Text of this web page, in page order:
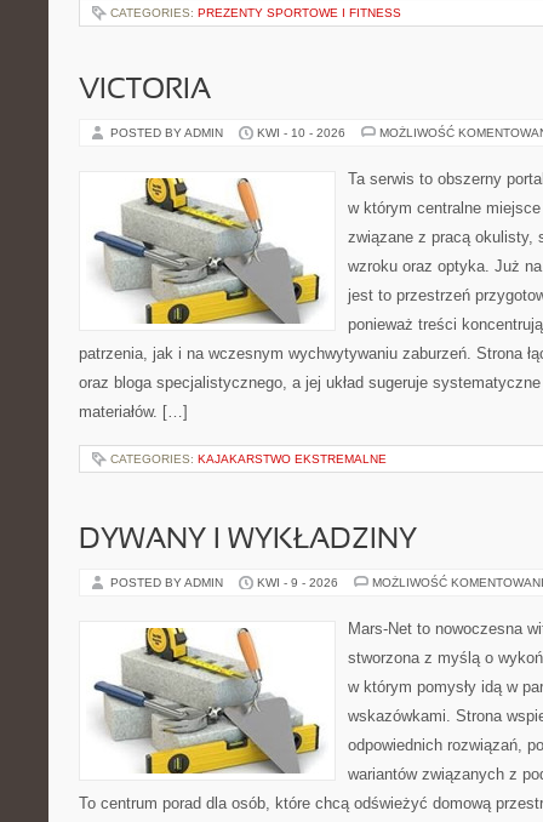
CATEGORIES: PREZENTY SPORTOWE I FITNESS
VICTORIA
POSTED BY ADMIN KWI - 10 - 2026 MOŻLIWOŚĆ
Ta serwis to obszerny
w którym centralne
związane z pracą okulisty,
wzroku oraz optyka. Już
jest to przestrzeń
ponieważ treści
patrzenia, jak i na wczesnym wychwytywaniu zaburzeń. Strona
oraz bloga specjalistycznego, a jej układ sugeruje
materiałów. […]
CATEGORIES: KAJAKARSTWO EKSTREMALNE
DYWANY I WYKŁADZINY
POSTED BY ADMIN KWI - 9 - 2026 MOŻLIWOŚĆ
Mars-Net to nowoczesna
stworzona z myślą o
w którym pomysły idą w
wskazówkami. Strona
odpowiednich rozwiązań,
wariantów związanych z
To centrum porad dla osób, które chcą odświeżyć domową